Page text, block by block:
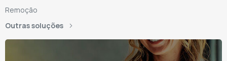
Remoção
Outras soluções